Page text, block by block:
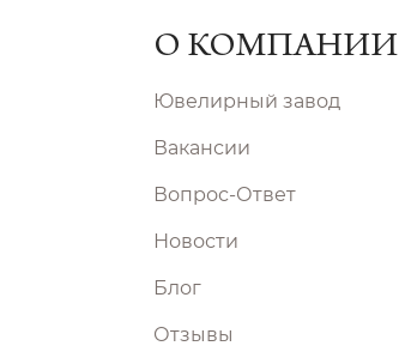
О КОМПАНИИ
Ювелирный завод
Вакансии
Вопрос-Ответ
Новости
Блог
Отзывы